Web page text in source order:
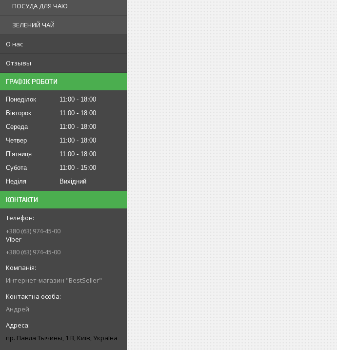
ПОСУДА ДЛЯ ЧАЮ
ЗЕЛЕНИЙ ЧАЙ
О нас
Отзывы
ГРАФІК РОБОТИ
Понеділок 11:00
18:00
Вівторок
11:00
18:00
Середа
11:00
18:00
Четвер
11:00
18:00
Пʼятниця
11:00
18:00
Субота
11:00
15:00
Неділя
Вихідний
КОНТАКТИ
+380 (63) 974-45-00
Viber
+380 (63) 974-45-00
Интернет-магазин "BestSeller"
Андрей
пр. Павла Тычины, 1 В, Київ, Україна